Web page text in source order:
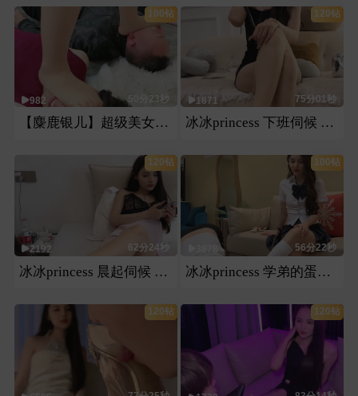
100钻
982 50分23秒
【麋鹿银儿】超级美女冰冰s高跟四地毯头地毯手地毯
120钻
1871 75分01秒
冰冰princess 下班伺候 第三视角生活化
120钻
2192 62分24秒
冰冰princess 晨起伺候 第三视角
100钻
56分22秒
冰冰princess 学弟的蛋糕会竟然被学姐
120钻 120钻